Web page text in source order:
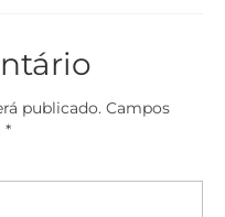
publicado. Campos
*